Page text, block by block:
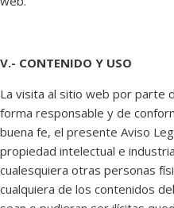
V.- CONTENIDO Y USO
La visita al sitio web por parte
forma responsable y de
buena fe, el presente Aviso
propiedad intelectual e
cualesquiera otras personas
cualquiera de los contenidos